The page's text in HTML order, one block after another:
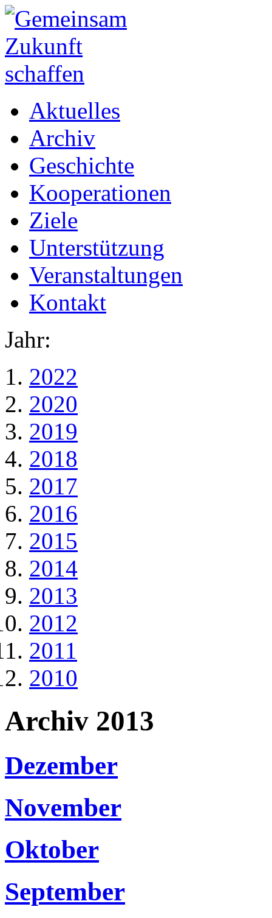
Aktuelles
Archiv
Geschichte
Kooperationen
Ziele
Unterstützung
Veranstaltungen
Kontakt
Jahr:
2022
2020
2019
2018
2017
2016
2015
2014
2013
2012
2011
2010
Archiv 2013
Dezember
November
Oktober
September